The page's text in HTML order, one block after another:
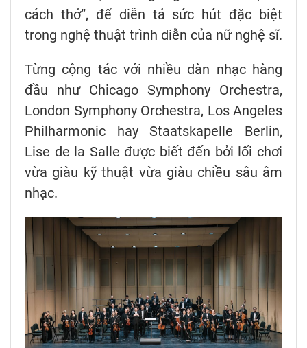
cách thở”, để diễn tả sức hút đặc biệt
trong nghệ thuật trình diễn của nữ nghệ sĩ.
Từng cộng tác với nhiều dàn nhạc hàng
đầu như Chicago Symphony Orchestra,
London Symphony Orchestra, Los Angeles
Philharmonic hay Staatskapelle Berlin,
Lise de la Salle được biết đến bởi lối chơi
vừa giàu kỹ thuật vừa giàu chiều sâu âm
nhạc.